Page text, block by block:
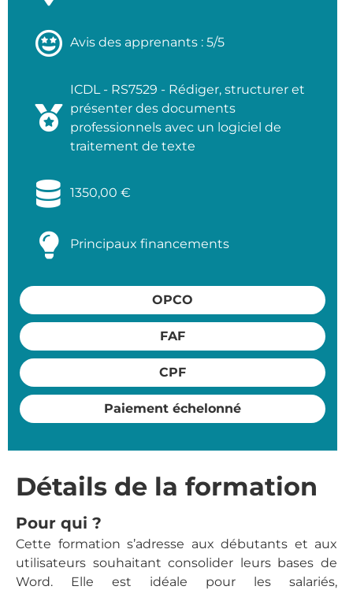
Avis des apprenants : 5/5
ICDL - RS7529 - Rédiger, structurer et
présenter des documents
professionnels avec un logiciel de
traitement de texte
1350,00 €
Principaux financements
OPCO
FAF
CPF
Paiement échelonné
Détails de la formation
Pour qui ?
Cette formation s’adresse aux débutants et aux
utilisateurs souhaitant consolider leurs bases de
Word. Elle est idéale pour les salariés,